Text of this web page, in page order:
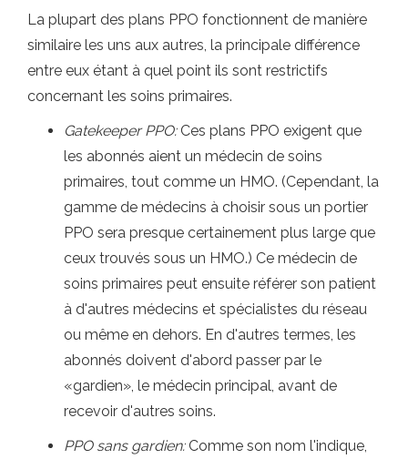
La plupart des plans PPO fonctionnent de manière
similaire les uns aux autres, la principale différence
entre eux étant à quel point ils sont restrictifs
concernant les soins primaires.
Gatekeeper PPO:Ces plans PPO exigent que
les abonnés aient un médecin de soins
primaires, tout comme un HMO. (Cependant, la
gamme de médecins à choisir sous un portier
PPO sera presque certainement plus large que
ceux trouvés sous un HMO.) Ce médecin de
soins primaires peut ensuite référer son patient
à d'autres médecins et spécialistes du réseau
ou même en dehors. En d'autres termes, les
abonnés doivent d'abord passer par le
«gardien», le médecin principal, avant de
recevoir d'autres soins.
PPO sans gardien:Comme son nom l'indique,